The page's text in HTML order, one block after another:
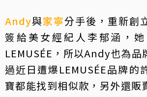
Andy與家寧分手後，重新創
簽給美女經紀人李郁涵，
LEMUSÉE，所以Andy也為品
過近日遭爆LEMUSÉE品牌的
寶都能找到相似款，另外還販